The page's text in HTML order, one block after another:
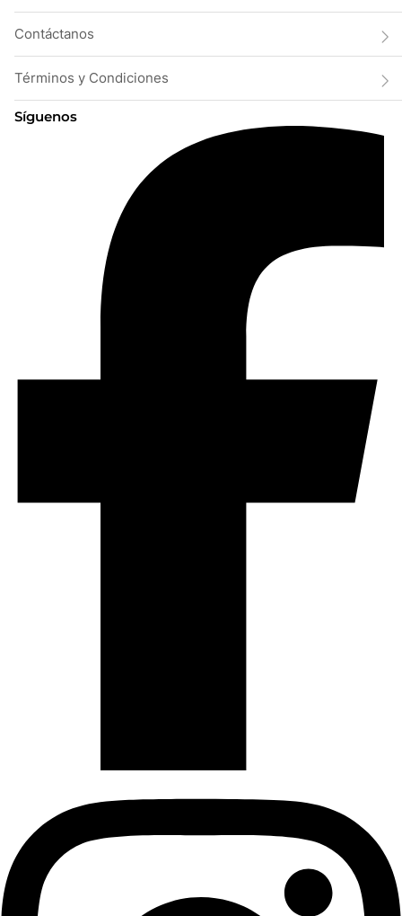
Contáctanos
Términos y Condiciones
Síguenos